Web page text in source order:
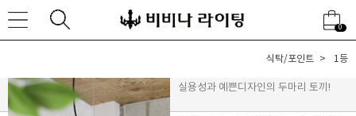
0
식탁/포인트 1등
실용성과 예쁜디자인의 두마리 토끼!